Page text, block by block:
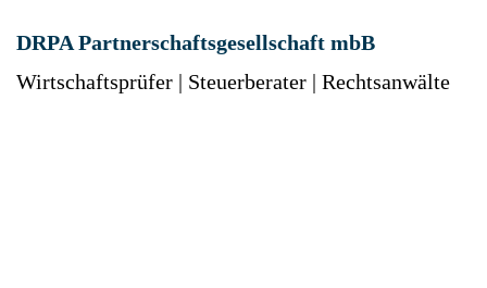
DRPA Partnerschaftsgesellschaft mbB
Wirtschaftsprüfer | Steuerberater | Rechtsanwälte